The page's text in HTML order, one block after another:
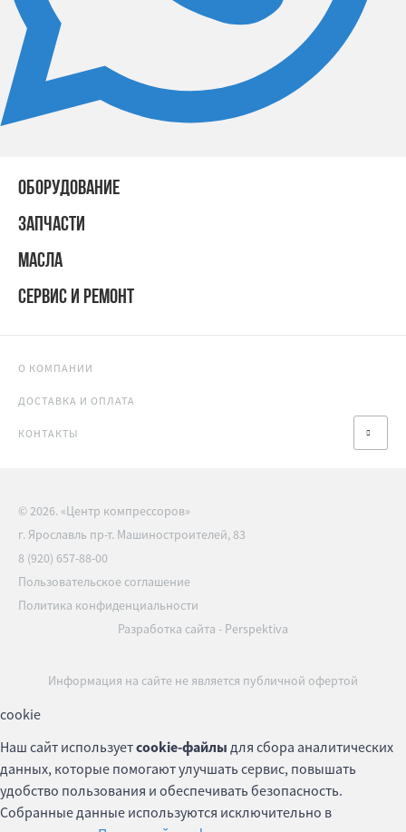
ОБОРУДОВАНИЕ
ЗАПЧАСТИ
МАСЛА
СЕРВИС И РЕМОНТ
О КОМПАНИИ
ДОСТАВКА И ОПЛАТА
КОНТАКТЫ
© 2026. «Центр компрессоров»
г. Ярославль пр-т. Машиностроителей, 83
8 (920) 657-88-00
Пользовательское соглашение
Политика конфиденциальности
Разработка сайта - Perspektiva
Информация на сайте не является публичной офертой
cookie
Наш сайт используетcookie-файлы для сбора аналитических
данных, которые помогают улучшать сервис, повышать
удобство пользования и обеспечивать безопасность.
Собранные данные используются исключительно в